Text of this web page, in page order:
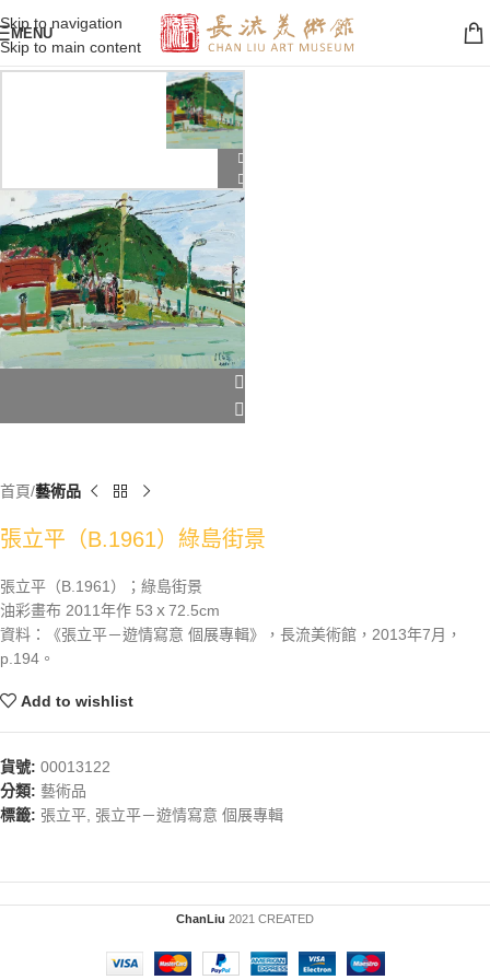
Skip to navigation
Skip to main content
MENU
首頁 藝術品
張立平（B.1961）綠島街景
張立平（B.1961）；綠島街景
油彩畫布 2011年作 53ｘ72.5cm
資料：《張立平－遊情寫意 個展專輯》，長流美術館，2013年7月，
p.194。
Add to wishlist
貨號: 00013122
分類: 藝術品
標籤: 張立平 張立平－遊情寫意 個展專輯
ChanLiu 2021 CREATED